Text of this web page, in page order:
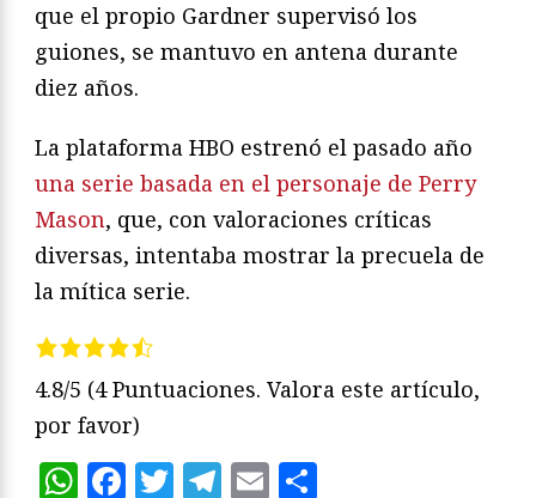
que el propio Gardner supervisó los
guiones, se mantuvo en antena durante
diez años.
La plataforma HBO estrenó el pasado año
una serie basada en el personaje de Perry
Mason, que, con valoraciones críticas
diversas, intentaba mostrar la precuela de
la mítica serie.
4.8/5 (4 Puntuaciones. Valora este artículo,
por favor)
WhatsApp
Facebook
Twitter
Telegram
Email